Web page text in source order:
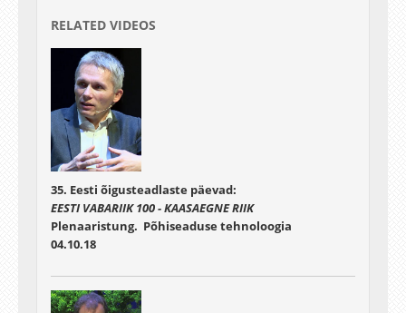
RELATED VIDEOS
35. Eesti õigusteadlaste päevad:
EESTI VABARIIK 100 - KAASAEGNE RIIK
Plenaaristung. Põhiseaduse tehnoloogia
04.10.18